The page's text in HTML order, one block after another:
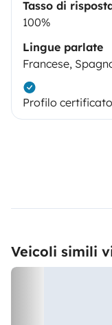
Tasso di
100%
Lingue parlate
Francese,
Profilo certificato
Veicoli simili